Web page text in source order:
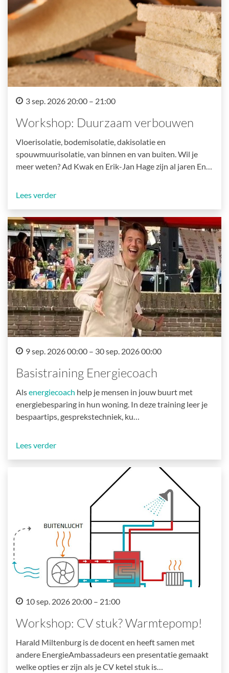
3 sep. 2026 20:00 – 21:00
Workshop: Duurzaam verbouwen
Vloerisolatie, bodemisolatie, dakisolatie en
spouwmuurisolatie, van binnen en van buiten. Wil je
meer weten? Ad Kwak en Erik-Jan Hage zijn al jaren En…
Lees verder
9 sep. 2026 00:00 – 30 sep. 2026 00:00
Basistraining Energiecoach
Alsenergiecoach help je mensen in jouw buurt met
energiebesparing in hun woning. In deze training leer je
bespaartips, gesprekstechniek, ku…
Lees verder
10 sep. 2026 20:00 – 21:00
Workshop: CV stuk? Warmtepomp!
Harald Miltenburg is de docent en heeft samen met
andere EnergieAmbassadeurs een presentatie gemaakt
welke opties er zijn als je CV ketel stuk is…